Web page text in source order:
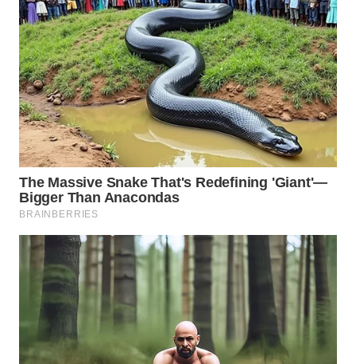
WN
CIREBON
WN
INDRAMAYU
WN
KUNINGAN
WN
MAJALENGKA
WN
SUBANG